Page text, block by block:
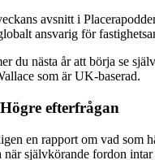
avsnitt i
ansvarig för
du nästa år att börja se
som är UK-baserad.
efterfrågan
en rapport om vad som
när självkörande fordon intar